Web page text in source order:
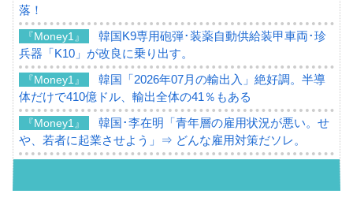
落！
『Money1』
韓国K9専用砲弾･装薬自動供給装甲車両･珍
兵器「K10」が改良に乗り出す。
『Money1』
韓国「2026年07月の輸出入」絶好調。半導
体だけで410億ドル、輸出全体の41％もある
『Money1』
韓国･李在明「青年層の雇用状況が悪い。せ
や、若者に起業させよう」⇒ どんな雇用対策だソレ。